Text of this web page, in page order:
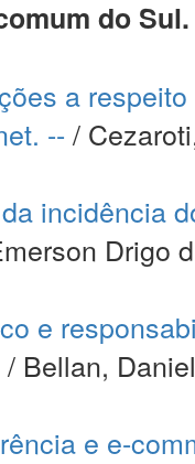
do Sul.
a
-- /
incidência
Drigo
e
/ Bellan,
e e-